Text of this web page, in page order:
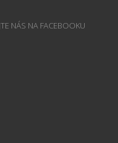
NÁS NA FACEBOOKU